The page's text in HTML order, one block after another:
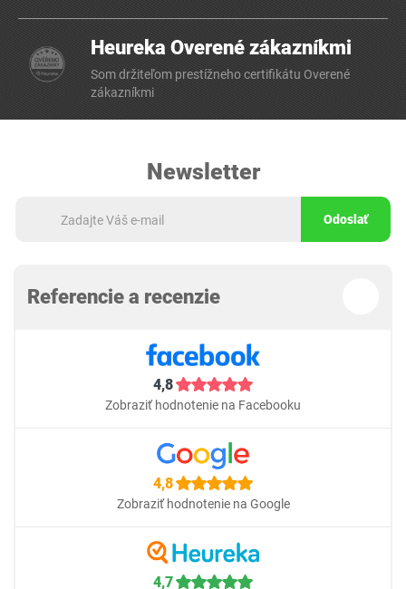
Heureka Overené zákazníkmi
Som držiteľom prestížneho certifikátu Overené
zákazníkmi
Newsletter
Odoslať
Referencie a recenzie
4,8
Zobraziť hodnotenie na Facebooku
4,8
Zobraziť hodnotenie na Google
4,7